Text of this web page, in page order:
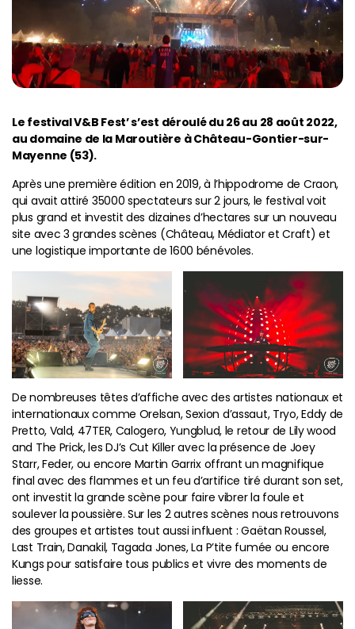
Le festival V&B Fest’ s’est déroulé du 26 au 28 août 2022,
au domaine de la Maroutière à Château-Gontier-sur-
Mayenne (53).
Après une première édition en 2019, à l’hippodrome de Craon,
qui avait attiré 35000 spectateurs sur 2 jours, le festival voit
plus grand et investit des dizaines d’hectares sur un nouveau
site avec 3 grandes scènes (Château, Médiator et Craft) et
une logistique importante de 1600 bénévoles.
De nombreuses têtes d’affiche avec des artistes nationaux et
internationaux comme Orelsan, Sexion d’assaut, Tryo, Eddy de
Pretto, Vald, 47TER, Calogero, Yungblud, le retour de Lily wood
and The Prick, les DJ’s Cut Killer avec la présence de Joey
Starr, Feder, ou encore Martin Garrix offrant un magnifique
final avec des flammes et un feu d’artifice tiré durant son set,
ont investit la grande scène pour faire vibrer la foule et
soulever la poussière. Sur les 2 autres scènes nous retrouvons
des groupes et artistes tout aussi influent : Gaëtan Roussel,
Last Train, Danakil, Tagada Jones, La P’tite fumée ou encore
Kungs pour satisfaire tous publics et vivre des moments de
liesse.